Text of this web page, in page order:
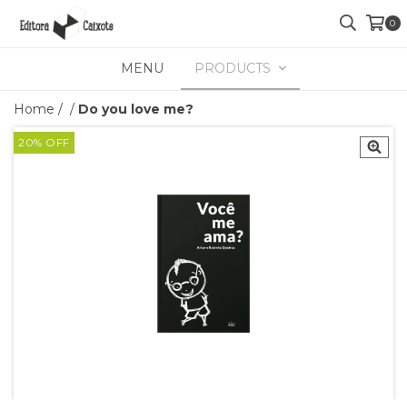
0
MENU PRODUCTS
Home / / Do you love me?
20% OFF